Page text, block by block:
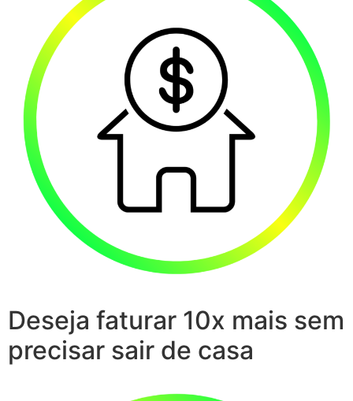
Deseja faturar 10x mais sem
precisar sair de casa